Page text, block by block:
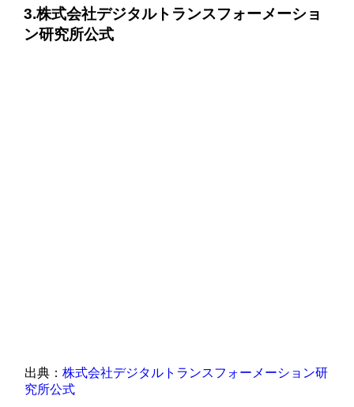
3.株式会社デジタルトランスフォーメーショ
ン研究所公式
出典： 株式会社デジタルトランスフォーメーション研
究所公式